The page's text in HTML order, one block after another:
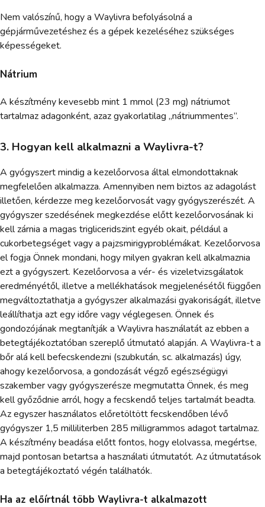
Nem valószínű, hogy a Waylivra befolyásolná a
gépjárművezetéshez és a gépek kezeléséhez szükséges
képességeket.
Nátrium
A készítmény kevesebb mint 1 mmol (23 mg) nátriumot
tartalmaz adagonként, azaz gyakorlatilag „nátriummentes”.
3. Hogyan kell alkalmazni a Waylivra-t?
A gyógyszert mindig a kezelőorvosa által elmondottaknak
megfelelően alkalmazza. Amennyiben nem biztos az adagolást
illetően, kérdezze meg kezelőorvosát vagy gyógyszerészét. A
gyógyszer szedésének megkezdése előtt kezelőorvosának ki
kell zárnia a magas trigliceridszint egyéb okait, például a
cukorbetegséget vagy a pajzsmirigyproblémákat. Kezelőorvosa
el fogja Önnek mondani, hogy milyen gyakran kell alkalmaznia
ezt a gyógyszert. Kezelőorvosa a vér- és vizeletvizsgálatok
eredményétől, illetve a mellékhatások megjelenésétől függően
megváltoztathatja a gyógyszer alkalmazási gyakoriságát, illetve
leállíthatja azt egy időre vagy véglegesen. Önnek és
gondozójának megtanítják a Waylivra használatát az ebben a
betegtájékoztatóban szereplő útmutató alapján. A Waylivra-t a
bőr alá kell befecskendezni (szubkután, sc. alkalmazás) úgy,
ahogy kezelőorvosa, a gondozását végző egészségügyi
szakember vagy gyógyszerésze megmutatta Önnek, és meg
kell győződnie arról, hogy a fecskendő teljes tartalmát beadta.
Az egyszer használatos előretöltött fecskendőben lévő
gyógyszer 1,5 milliliterben 285 milligrammos adagot tartalmaz.
A készítmény beadása előtt fontos, hogy elolvassa, megértse,
majd pontosan betartsa a használati útmutatót. Az útmutatások
a betegtájékoztató végén találhatók.
Ha az előírtnál több Waylivra-t alkalmazott